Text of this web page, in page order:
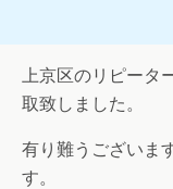
上京区のリピータ
取致しました。
有り難うございま
す。